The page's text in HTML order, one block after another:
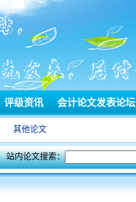
评级资讯 会计论文发表论坛
其他论文
站内论文搜索：